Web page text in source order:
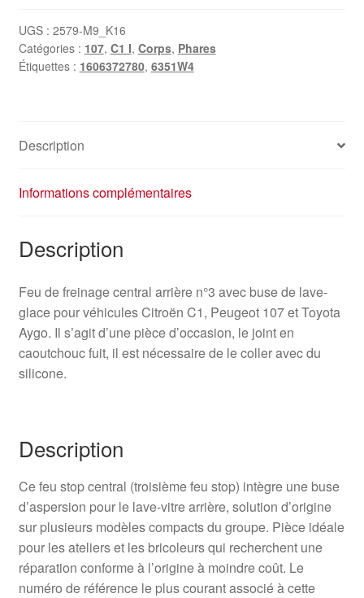
stop
d'occasion
pour
107
UGS : 2579-M9_K16
Catégories : 107, C1 I, Corps, Phares
Étiquettes : 1606372780, 6351W4
Description
Informations complémentaires
Description
Feu de freinage central arrière n°3 avec buse de lave-
glace pour véhicules Citroën C1, Peugeot 107 et Toyota
Aygo. Il s’agit d’une pièce d’occasion, le joint en
caoutchouc fuit, il est nécessaire de le coller avec du
silicone.
Description
Ce feu stop central (troisième feu stop) intègre une buse
d’aspersion pour le lave-vitre arrière, solution d’origine
sur plusieurs modèles compacts du groupe. Pièce idéale
pour les ateliers et les bricoleurs qui recherchent une
réparation conforme à l’origine à moindre coût. Le
numéro de référence le plus courant associé à cette